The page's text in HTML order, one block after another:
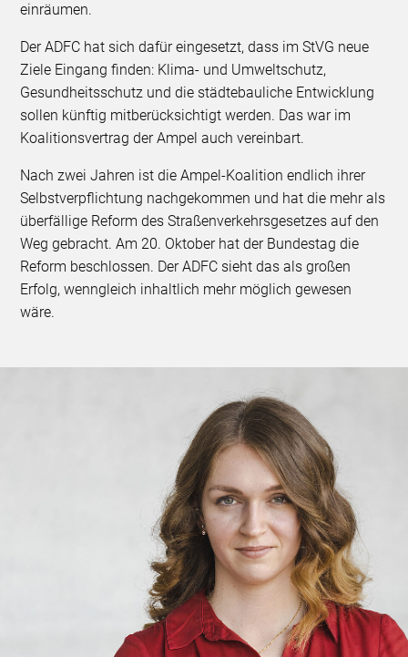
einräumen.
Der ADFC hat sich dafür eingesetzt, dass im StVG neue
Ziele Eingang finden: Klima- und Umweltschutz,
Gesundheitsschutz und die städtebauliche Entwicklung
sollen künftig mitberücksichtigt werden. Das war im
Koalitionsvertrag der Ampel auch vereinbart.
Nach zwei Jahren ist die Ampel-Koalition endlich ihrer
Selbstverpflichtung nachgekommen und hat die mehr als
überfällige Reform des Straßenverkehrsgesetzes auf den
Weg gebracht. Am 20. Oktober hat der Bundestag die
Reform beschlossen. Der ADFC sieht das als großen
Erfolg, wenngleich inhaltlich mehr möglich gewesen
wäre.